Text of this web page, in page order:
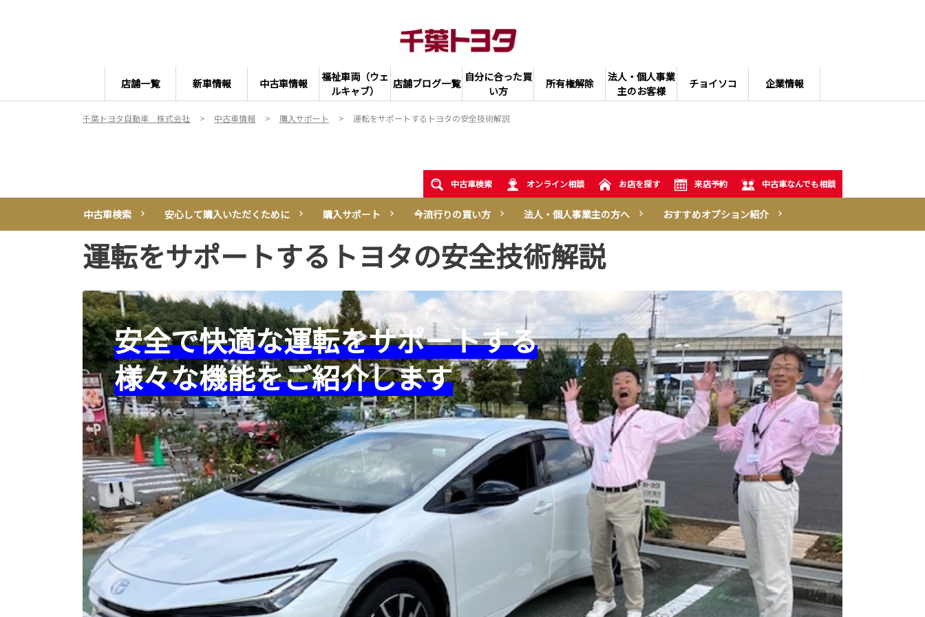
店舗一覧 新車情報 中古車情報
福祉車両（ウェ
ルキャブ）
店舗ブログ一覧 自分に合った買
い方
所有権解除
法人・個人事業
主のお客様
チョイソコ 企業情報
千葉トヨタ自動車 株式会社 中古車情報 購入サポート 運転をサポートするトヨタの安全技術解説
中古車検索 オンライン相談 お店を探す 来店予約 中古車なんでも相談
中古車検索 安心して購入いただくために 購入サポート 今流行りの買い方 法人・個人事業主の方へ おすすめオプション紹介
運転をサポートするトヨタの安全技術解説
安全で快適な運転をサポートする
様々な機能をご紹介します